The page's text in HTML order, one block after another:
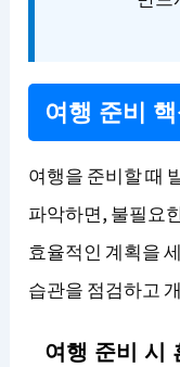
여행 준비
여행을 준비할 때
파악하면, 불필요
효율적인 계획을
습관을 점검하고
여행 준비 시